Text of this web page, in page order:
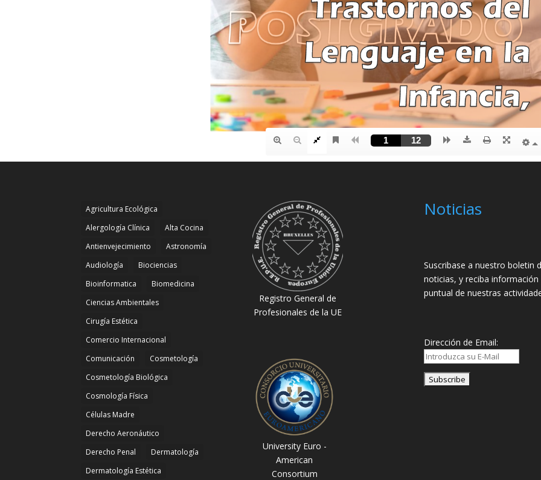
Agricultura Ecológica
Alergología Clínica
Alta Cocina
Antienvejecimiento
Astronomía
Audiología
Biociencias
Bioinformatica
Biomedicina
Ciencias Ambientales
Cirugía Estética
Comercio Internacional
Comunicación
Cosmetología
Cosmetología Biológica
Cosmología Física
Células Madre
Derecho Aeronáutico
Derecho Penal
Dermatología
Dermatología Estética
Registro General de
Profesionales de la UE
University Euro -
American
Consortium
Noticias
Suscribase a nuestro boletin
noticias, y reciba información
puntual de nuestras
Dirección de Email: